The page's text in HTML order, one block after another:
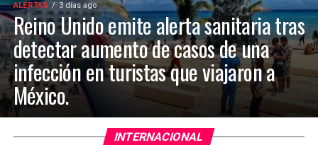
ALERTAS 3 días ago
Reino Unido emite alerta sanitaria tras
detectar aumento de casos de una
infección en turistas que viajaron a
México.
INTERNACIONAL